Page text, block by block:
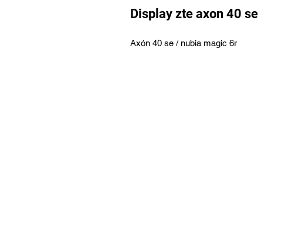
Display zte axon 40 se
Axón 40 se / nubia magic 6r